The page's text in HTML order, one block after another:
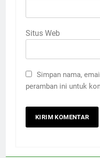
Situs Web
Simpan nama,
peramban ini untuk